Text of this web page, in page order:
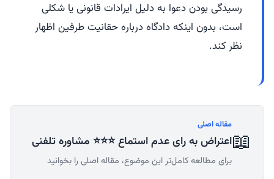
رسیدگی بودن دعوا به دلیل ایرادات قانونی یا شکلی
است، بدون اینکه دادگاه درباره حقانیت طرفین اظهار
نظر کند.
📖
مقاله اصلی
اعتراض به رای عدم استماع ⭐⭐⭐ مشاوره تلفنی
برای مطالعه کامل‌تر این موضوع، مقاله اصلی را بخوانید